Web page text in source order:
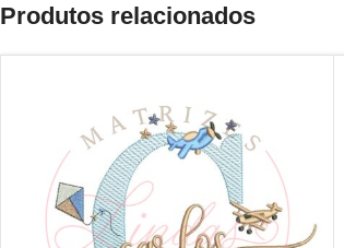
Produtos relacionados